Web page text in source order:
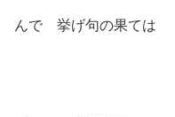
んで 挙げ句の果ては